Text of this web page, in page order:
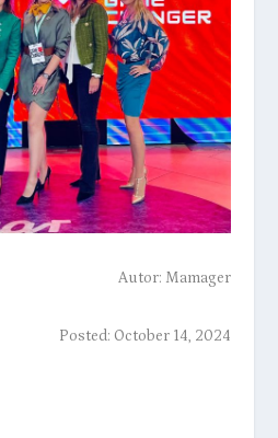
Autor: Mamager
Posted: October 14, 2024